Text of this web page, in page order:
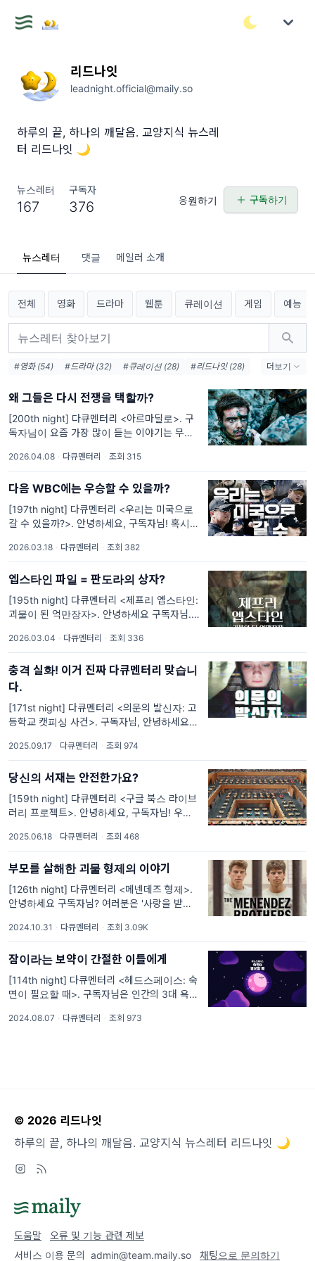
리드나잇
leadnight.official@maily.so
하루의 끝, 하나의 깨달음. 교양지식 뉴스레
터 리드나잇 🌙
뉴스레터
167
구독자
376 응원하기 구독하기
뉴스레터 댓글 메일러 소개
전체 영화 드라마 웹툰 큐레이션 게임 예능
#영화 (54) #드라마 (32) #큐레이션 (28)
#리드나잇 (28)
#SF (6)
#케데헌 (5) #게임 (4)
#케이팝 (4)
#청춘 (4)
#인터뷰 (4)
더보기
왜 그들은 다시 전쟁을 택할까?
[200th night] 다큐멘터리 <아르마딜로>. 구
독자님이 요즘 가장 많이 듣는 이야기는 무엇인
지다보니 하루도 빠짐없이 전쟁 관련 소식에 대
해 듣고 있는 것 같은데요. 벌써 개전
2026.04.08 · 다큐멘터리 · 조회 315
다음 WBC에는 우승할 수 있을까?
[197th night] 다큐멘터리 <우리는 미국으로
갈 수 있을까?>. 안녕하세요, 구독자님! 혹시
가 막을 올렸고, 오늘 미국과 베네수엘라의 결
승전을 끝으로 대회의 막이 내렸습니다. 이번
WBC는 특
2026.03.18 · 다큐멘터리 · 조회 382
엡스타인 파일 = 판도라의 상자?
[195th night] 다큐멘터리 <제프리 엡스타인:
괴물이 된 억만장자>. 안녕하세요 구독자님. 구
셨나요? 한때 미국 사회를 뒤흔든 미성년자 성
범죄 사건의 중심인물입니다. 그런데 최근 관련
수사 문서
2026.03.04 · 다큐멘터리 · 조회 336
충격 실화! 이거 진짜 다큐멘터리 맞습니
다.
[171st night] 다큐멘터리 <의문의 발신자: 고
등학교 캣피싱 사건>. 구독자님, 안녕하세요!
리가 있었는데, 혹시 보셨나요? 반드시 스포일
러 없이 봐야 한다며 입소문을 탄 다큐멘터리인
데요. 도대체 어떤
2025.09.17 · 다큐멘터리 · 조회 974
당신의 서재는 안전한가요?
[159th night] 다큐멘터리 <구글 북스 라이브
러리 프로젝트>. 안녕하세요, 구독자님! 우리는
가고 있죠. 그중에서도 책은 인간의 지식과 문
명을 담는 중요한 그릇입니다. 그런데 만약, 전
세계의
2025.06.18 · 다큐멘터리 · 조회 468
부모를 살해한 괴물 형제의 이야기
[126th night] 다큐멘터리 <메넨데즈 형제>.
안녕하세요 구독자님? 여러분은 '사랑을 받아
해 어떻게 생각하시나요? 이 말은 우리가 누군
가를 진정으로 사랑하기 위해서는 먼저 사
2024.10.31 · 다큐멘터리 · 조회 3.09K
잠이라는 보약이 간절한 이들에게
[114th night] 다큐멘터리 <헤드스페이스: 숙
면이 필요할 때>. 구독자님은 인간의 3대 욕구
밥과 잠 중에 하나를 고르라면 always. 항상 잠
2024.08.07 · 다큐멘터리 · 조회 973
© 2026 리드나잇
하루의 끝, 하나의 깨달음. 교양지식 뉴스레터 리드나잇 🌙
도움말
오류 및 기능 관련 제보
서비스 이용 문의 admin@team.maily.so 채팅으로 문의하기